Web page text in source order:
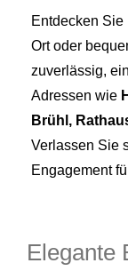
Entdecken
Ort oder
zuverlässig,
Adressen wie
Brühl,
Verlassen Sie
Engagement
Elegante